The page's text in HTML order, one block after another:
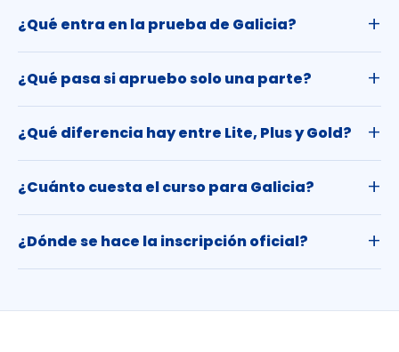
¿Qué entra en la prueba de Galicia?
¿Qué pasa si apruebo solo una parte?
¿Qué diferencia hay entre Lite, Plus y Gold?
¿Cuánto cuesta el curso para Galicia?
¿Dónde se hace la inscripción oficial?